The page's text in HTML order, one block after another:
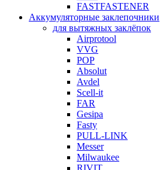
FASTFASTENER
Аккумуляторные заклепочники
для вытяжных заклёпок
Airprotool
VVG
POP
Absolut
Avdel
Scell-it
FAR
Gesipa
Fasty
PULL-LINK
Messer
Milwaukee
RIVIT